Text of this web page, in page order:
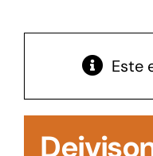
Acesso à
Este